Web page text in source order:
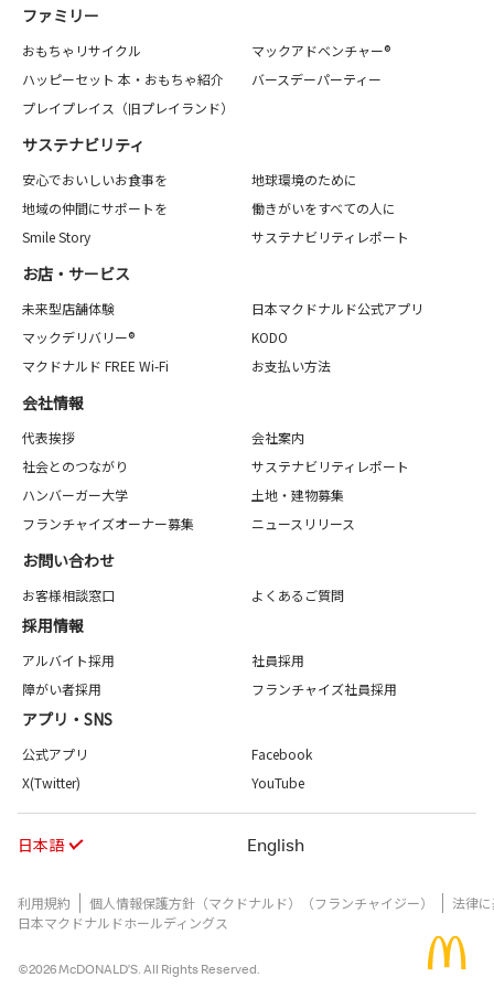
ファミリー
おもちゃリサイクル
マックアドベンチャー®
ハッピーセット 本・おもちゃ紹介
バースデーパーティー
プレイプレイス（旧プレイランド）
サステナビリティ
安心でおいしいお食事を
地球環境のために
地域の仲間にサポートを
働きがいをすべての人に
Smile Story
サステナビリティレポート
お店・サービス
未来型店舗体験
日本マクドナルド公式アプリ
マックデリバリー®
KODO
マクドナルド FREE Wi-Fi
お支払い方法
会社情報
代表挨拶
会社案内
社会とのつながり
サステナビリティレポート
ハンバーガー大学
土地・建物募集
フランチャイズオーナー募集
ニュースリリース
お問い合わせ
お客様相談窓口 よくあるご質問
採用情報
アルバイト採用
社員採用
障がい者採用
フランチャイズ社員採用
アプリ・SNS
公式アプリ
Facebook
X(Twitter)
YouTube
日本語 English
利用規約 個人情報保護方針（マクドナルド）（フランチャイジー）
法律
日本マクドナルドホールディングス
©2026 McDONALD’S. All Rights Reserved.